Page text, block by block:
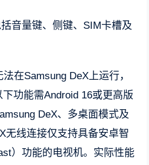
音量键、侧键、SIM卡槽及
在Samsung DeX上运行，
功能需Android 16或更高版
DeX、多桌面模式及
无线连接仅支持具备安卓智
）功能的电视机。实际性能